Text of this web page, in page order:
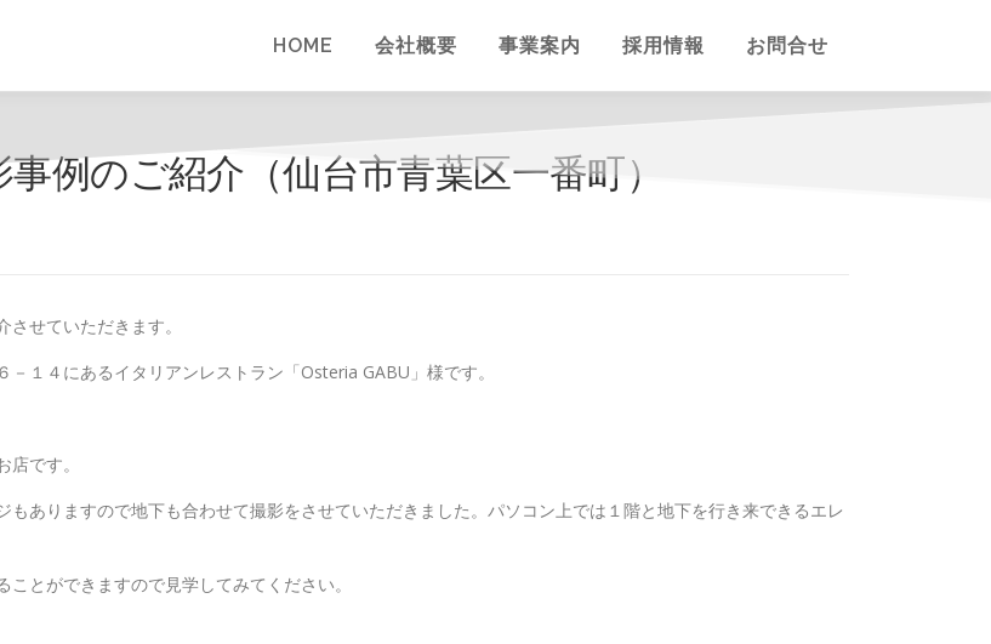
HOME 会社概要 事業案内 採用情報 お問合せ
例のご紹介（仙台市青葉区一番町）
せていただきます。
１４にあるイタリアンレストラン「Osteria GABU」様です。
です。
ありますので地下も合わせて撮影をさせていただきました。パソコン上では１階と地下を行き来できるエレ
とができますので見学してみてください。